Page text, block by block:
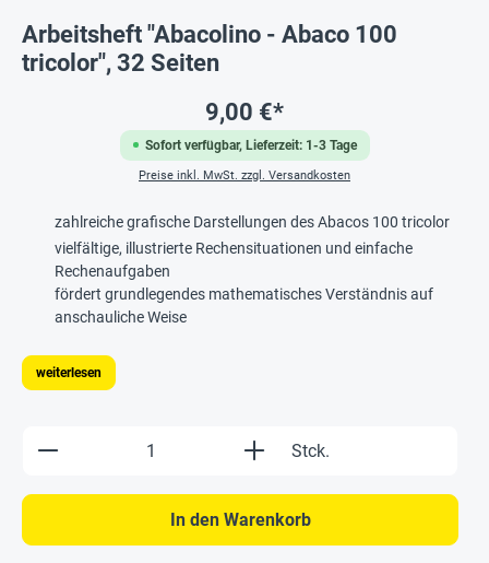
Arbeitsheft "Abacolino - Abaco 100
tricolor", 32 Seiten
Sofort verfügbar, Lieferzeit: 1-3 Tage
9,00 €*
Preise inkl. MwSt. zzgl. Versandkosten
zahlreiche grafische Darstellungen des Abacos 100 tricolor
vielfältige, illustrierte Rechensituationen und einfache
Rechenaufgaben
fördert grundlegendes mathematisches Verständnis auf
anschauliche Weise
weiterlesen
Produkt Anzahl: Gib den gewünschten
Stck.
In den Warenkorb